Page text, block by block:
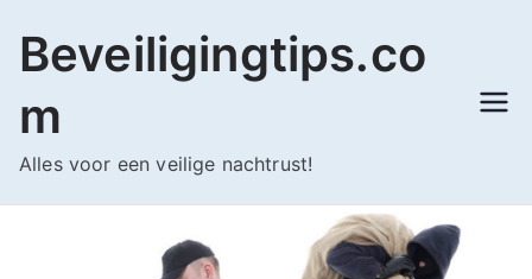
naar
inhoud
Beveiligingtips.co
m
Alles voor een veilige nachtrust!